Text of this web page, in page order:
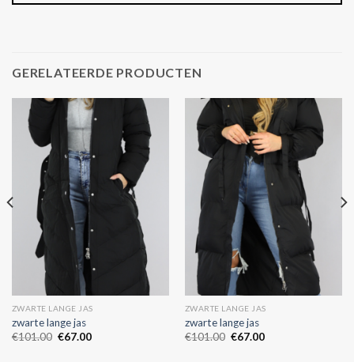
GERELATEERDE PRODUCTEN
ZWARTE LANGE JAS
zwarte lange jas
€101.00 €67.00
ZWARTE LANGE JAS
zwarte lange jas
€101.00 €67.00